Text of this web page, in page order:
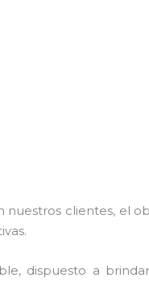
clientes, el
dispuesto a